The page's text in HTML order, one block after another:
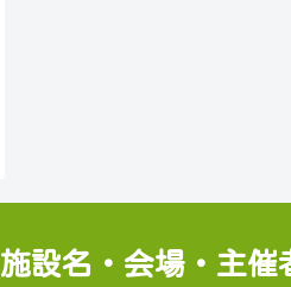
施設名・会場・主催